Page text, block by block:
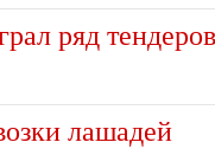
ряд тендеров
лашадей